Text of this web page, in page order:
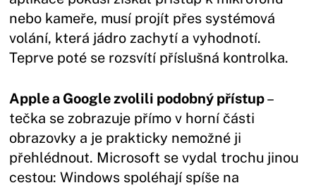
nebo kameře, musí projít přes systémová
volání, která jádro zachytí a vyhodnotí.
Teprve poté se rozsvítí příslušná kontrolka.
Apple a Google zvolili podobný přístup–
tečka se zobrazuje přímo v horní části
obrazovky a je prakticky nemožné ji
přehlédnout. Microsoft se vydal trochu jinou
cestou: Windows spoléhají spíše na